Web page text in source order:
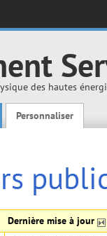
des hautes
Personnaliser
Dernière mise à jour